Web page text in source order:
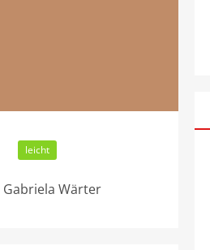
leicht
Gabriela Wärter